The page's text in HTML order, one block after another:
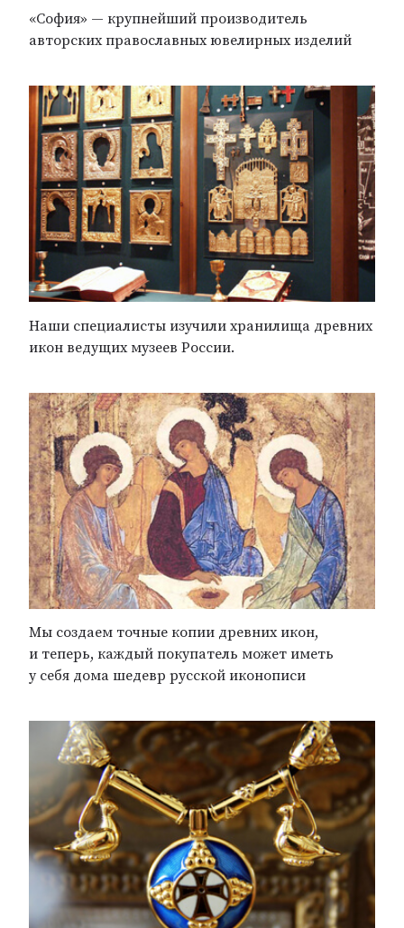
«София» — крупнейший производитель
авторских православных ювелирных изделий
Наши специалисты изучили хранилища древних
икон ведущих музеев России.
Мы создаем точные копии древних икон,
и теперь, каждый покупатель может иметь
у себя дома шедевр русской иконописи